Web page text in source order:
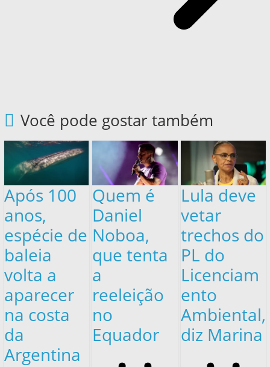
Você pode gostar também
Após 100
anos,
espécie de
baleia
volta a
aparecer
na costa
da
Argentina
Quem é
Daniel
Noboa,
que tenta
a
reeleição
no
Equador
Lula deve
vetar
trechos do
PL do
Licenciam
ento
Ambiental,
diz Marina